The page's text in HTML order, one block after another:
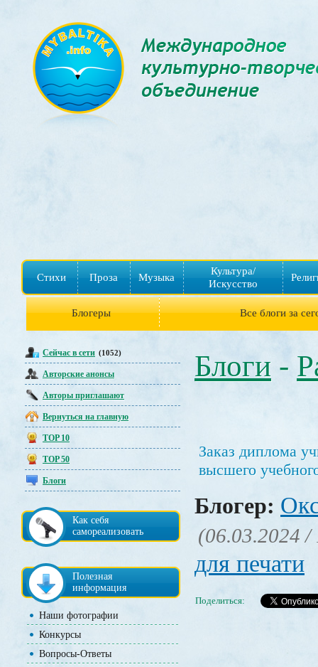
Стихи Проза Музыка
Культура/
Искусство
Блогеры Все блоги за
Сейчас в сети (1052)
Авторские анонсы
Авторы приглашают
Вернуться на главную
TOP 10
TOP 50
Блоги
Как себя
самореализовать
Полезная
информация
Наши фотографии
Конкурсы
Вопросы-Ответы
Блоги -
Заказ диплома
высшего
Блогер:
(06.03.2024 /
для печати
Поделиться: